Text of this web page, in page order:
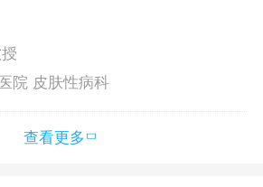
院 皮肤性病科
查看更多